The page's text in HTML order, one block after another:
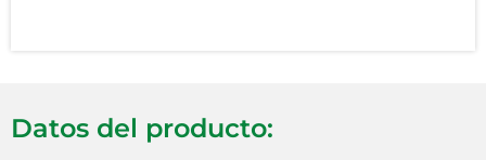
Datos del producto: